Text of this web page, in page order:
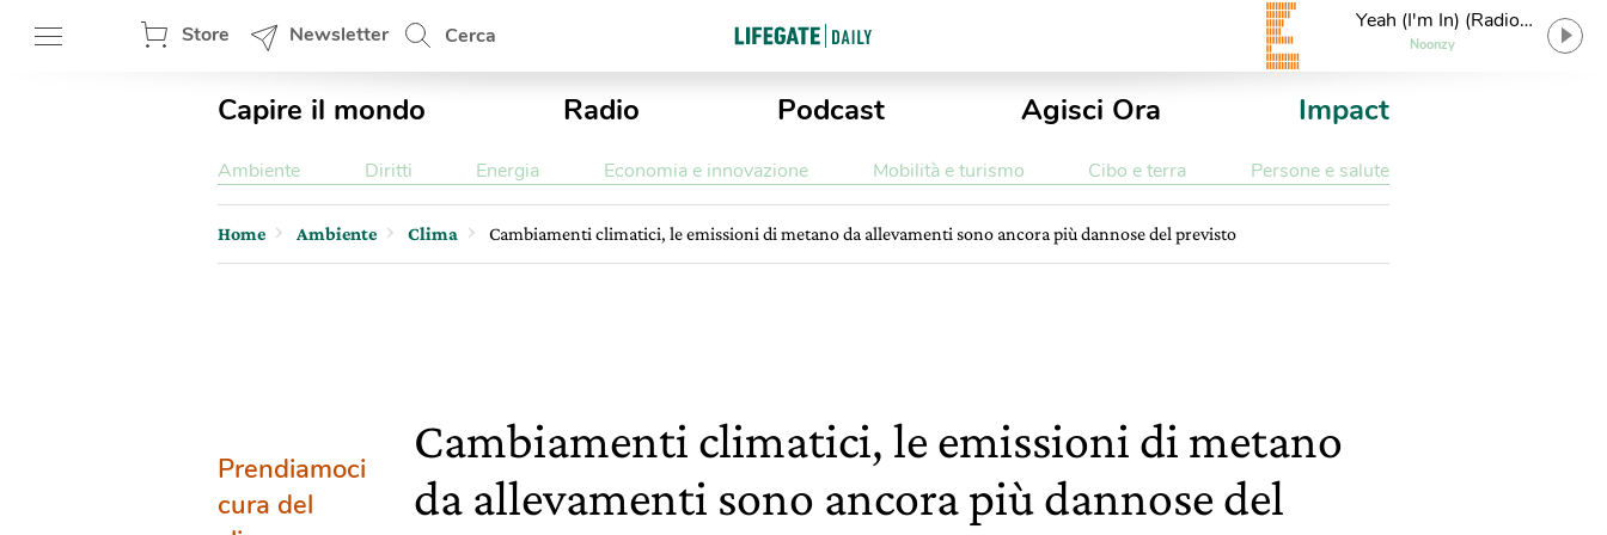
Store Newsletter Cerca
Yeah (I'm In) (Radio
Edit)
Noonzy
Capire il mondo Radio Podcast Agisci Ora Impact
Ambiente Diritti Energia Economia e innovazione Mobilità e turismo Cibo e terra Persone e salute
Home Ambiente Clima Cambiamenti climatici, le emissioni di metano da allevamenti sono ancora più dannose del previsto
Prendiamoci
cura del
Cambiamenti climatici, le emissioni di metano
da allevamenti sono ancora più dannose del